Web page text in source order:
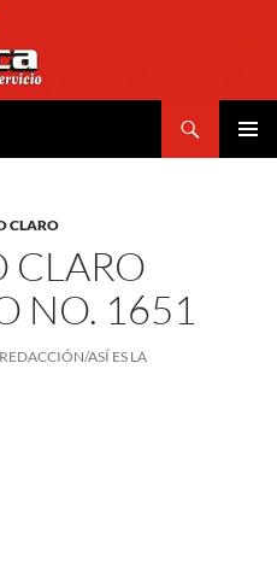
CLARO
CLARO
NO. 1651
REDACCIÓN/ASÍ ES LA